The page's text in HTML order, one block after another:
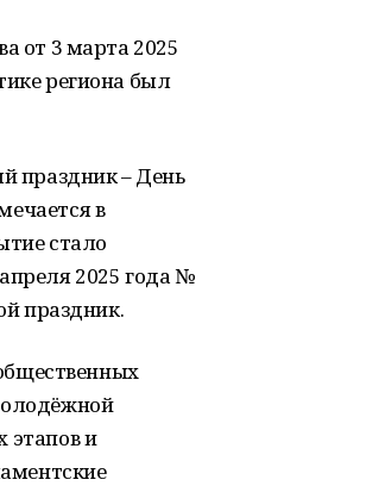
от 3 марта 2025
региона был
праздник – День
в
стало
2025 года №
праздник.
этапов и